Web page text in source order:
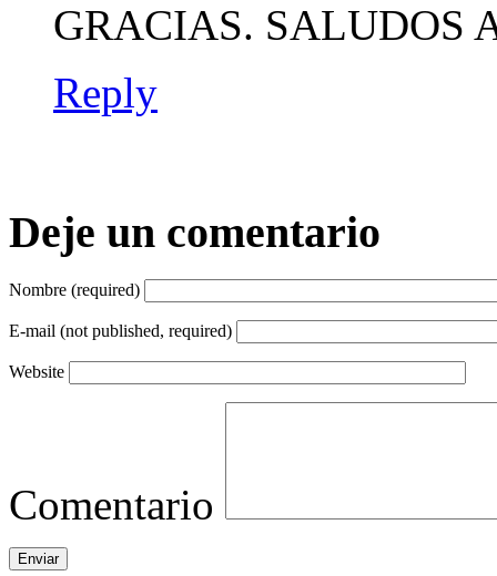
GRACIAS. SALUDOS
Reply
Deje un comentario
Nombre (required)
E-mail (not published, required)
Website
Comentario